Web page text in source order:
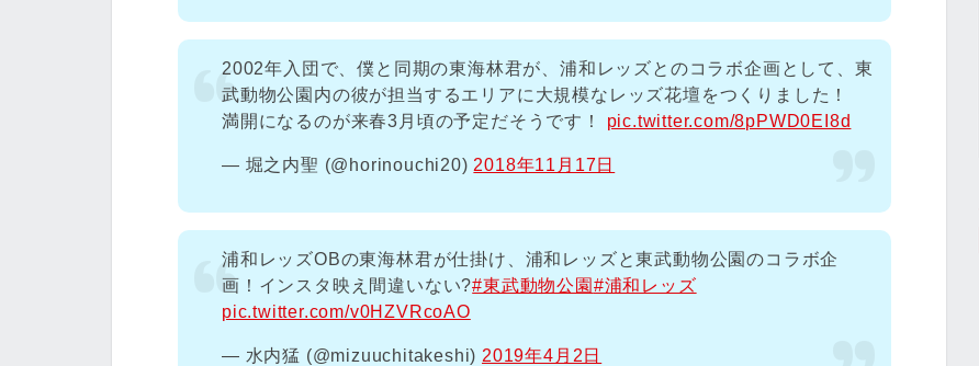
2002年入団で、僕と同期の東海林君が、浦和レッズとのコラボ企画として、東
武動物公園内の彼が担当するエリアに大規模なレッズ花壇をつくりました！
満開になるのが来春3月頃の予定だそうです！ pic.twitter.com/8pPWD0EI8d
— 堀之内聖 (@horinouchi20) 2018年11月17日
浦和レッズOBの東海林君が仕掛け、浦和レッズと東武動物公園のコラボ企
画！インスタ映え間違いない?#東武動物公園 #浦和レッズ
pic.twitter.com/v0HZVRcoAO
— 水内猛 (@mizuuchitakeshi) 2019年4月2日